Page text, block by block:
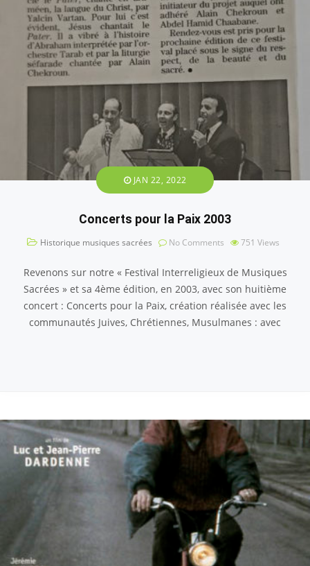
JAN 22, 2022
Concerts pour la Paix 2003
Historique musiques sacrées No Comments 751 Views
Revenons sur notre « Festival Interreligieux de Musiques
Sacrées » et sa 4ème édition, en 2003, avec son huitième
concert : Concerts pour la Paix, création réalisée avec les
communautés Juives, Chrétiennes, Musulmanes : avec